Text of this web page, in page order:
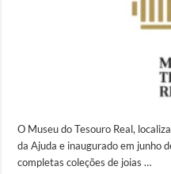
O Museu do Tesouro Real,
da Ajuda e inaugurado em junho
completas coleções de joias …